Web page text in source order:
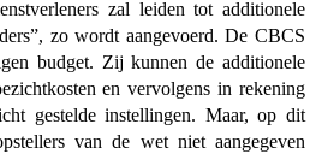
zal leiden tot additionele
zo wordt aangevoerd. De CBCS
budget. Zij kunnen de additionele
en vervolgens in rekening
gestelde instellingen. Maar, op dit
van de wet niet aangegeven